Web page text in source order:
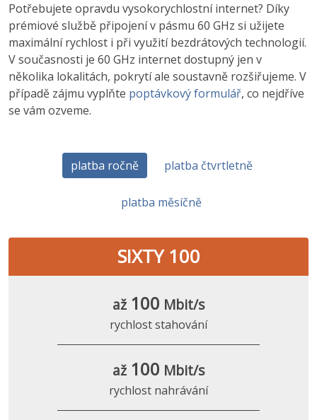
Potřebujete opravdu vysokorychlostní internet? Díky
prémiové službě připojení v pásmu 60 GHz si užijete
maximální rychlost i při využití bezdrátových technologií.
V současnosti je 60 GHz internet dostupný jen v
několika lokalitách, pokrytí ale soustavně rozšiřujeme. V
případě zájmu vyplňte poptávkový formulář, co nejdříve
se vám ozveme.
platba ročně platba čtvrtletně
platba měsíčně
SIXTY 100
až 100 Mbit/s
rychlost stahování
až 100 Mbit/s
rychlost nahrávání